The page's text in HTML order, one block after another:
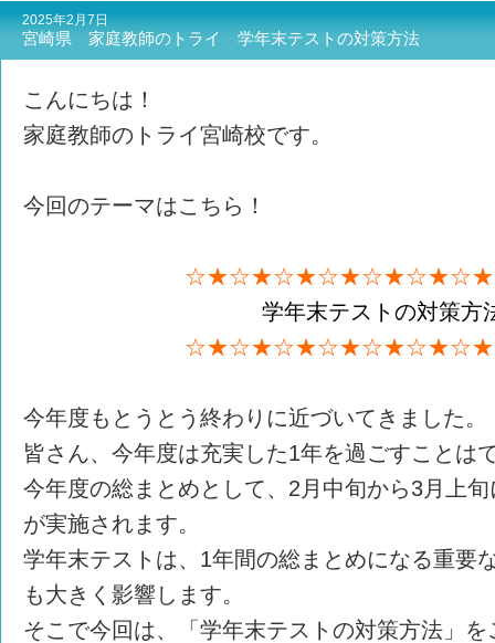
2025年2月7日
宮崎県 家庭教師のトライ 学年末テストの対策方法
こんにちは！
家庭教師のトライ宮崎校です。
今回のテーマはこちら！
学年末テストの対策方
今年度もとうとう終わりに近づいてきました。
皆さん、今年度は充実した1年を過ごすことは
今年度の総まとめとして、2月中旬から3月上
が実施されます。
学年末テストは、1年間の総まとめになる重要
も大きく影響します。
そこで今回は、「学年末テストの対策方法」